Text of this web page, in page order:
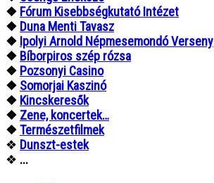
❖ Fórum Kisebbségkutató Intézet
❖ Duna Menti Tavasz
❖ Ipolyi Arnold Népmesemondó Verseny
❖ Bíborpiros szép rózsa
❖ Pozsonyi Casino
❖ Somorjai Kaszinó
❖ Kincskeresők
❖ Zene, koncertek…
❖Természetfilmek
❖ Dunszt-estek
❖ ...